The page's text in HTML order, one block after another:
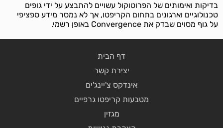
בדיקות ואימותים של הפרוטוקול עשויים להתבצע על ידי גופים
טכנולוגיים וארגונים בתחום הקריפטו, אך לא נמסר מידע ספציפי
על גוף מסוים שבדק את Convergence באופן רשמי.
דף הבית
יצירת קשר
אינדקס צ'יינג'ים
מטבעות קריפטו גרפיים
מגזין